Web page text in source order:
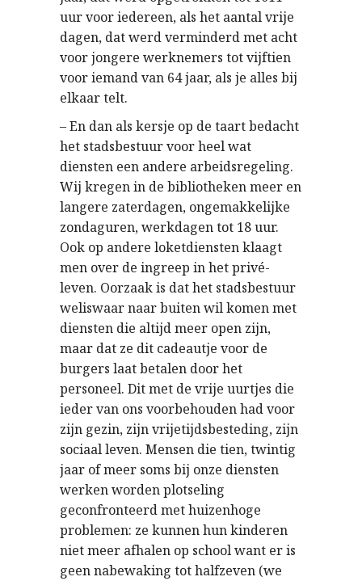
uur voor iedereen, als het aantal vrije
dagen, dat werd verminderd met acht
voor jongere werknemers tot vijftien
voor iemand van 64 jaar, als je alles bij
elkaar telt.
– En dan als kersje op de taart bedacht
het stadsbestuur voor heel wat
diensten een andere arbeidsregeling.
Wij kregen in de bibliotheken meer en
langere zaterdagen, ongemakkelijke
zondaguren, werkdagen tot 18 uur.
Ook op andere loketdiensten klaagt
men over de ingreep in het privé-
leven. Oorzaak is dat het stadsbestuur
weliswaar naar buiten wil komen met
diensten die altijd meer open zijn,
maar dat ze dit cadeautje voor de
burgers laat betalen door het
personeel. Dit met de vrije uurtjes die
ieder van ons voorbehouden had voor
zijn gezin, zijn vrijetijdsbesteding, zijn
sociaal leven. Mensen die tien, twintig
jaar of meer soms bij onze diensten
werken worden plotseling
geconfronteerd met huizenhoge
problemen: ze kunnen hun kinderen
niet meer afhalen op school want er is
geen nabewaking tot halfzeven (we